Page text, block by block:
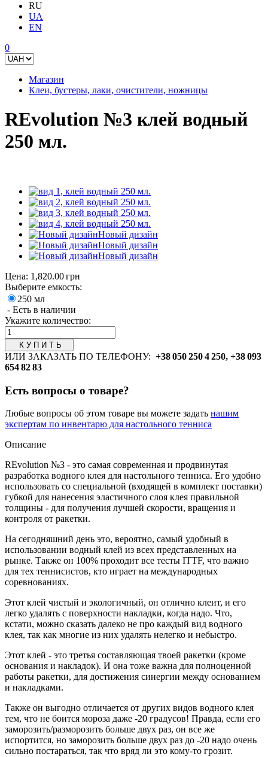
RU
UA
EN
0
Магазин
Клеи, бустеры, лаки, очистители, ножницы
REvolution №3 клей водный
250 мл.
Новый дизайн
Новый дизайн
Новый дизайн
Цена: 1,820.00 грн
Выберите емкость:
250 мл
- Есть в наличии
Укажите количество:
ИЛИ ЗАКАЗАТЬ ПО ТЕЛЕФОНУ: +38 050 250 4 250, +38 093
654 82 83
Есть вопросы о товаре?
Любые вопросы об этом товаре вы можете задать нашим
экспертам по инвентарю для настольного тенниса
Описание
REvolution №3 - это самая современная и продвинутая
разработка водного клея для настольного тенниса. Его удобно
использовать со специальной (входящей в комплект поставки)
губкой для нанесения эластичного слоя клея правильной
толщины - для получения лучшей скорости, вращения и
контроля от ракетки.
На сегодняшний день это, вероятно, самый удобный в
использовании водный клей из всех представленных на
рынке. Также он 100% проходит все тесты ITTF, что важно
для тех теннисистов, кто играет на международных
соревнованиях.
Этот клей чистый и экологичный, он отлично клеит, и его
легко удалять с поверхности накладки, когда надо. Что,
кстати, можно сказать далеко не про каждый вид водного
клея, так как многие из них удалять нелегко и небыстро.
Этот клей - это третья составляющая твоей ракетки (кроме
основания и накладок). И она тоже важна для полноценной
работы ракетки, для достижения синергии между основанием
и накладками.
Также он выгодно отличается от других видов водного клея
тем, что не боится мороза даже -20 градусов! Правда, если его
заморозить/разморозить больше двух раз, он все же
испортится, но заморозить больше двух раз до -20 надо очень
сильно постараться, так что вряд ли это кому-то грозит.